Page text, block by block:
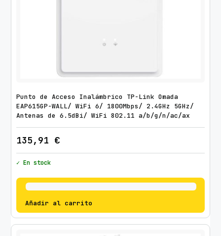
Punto de Acceso Inalámbrico TP-Link Omada
EAP615GP-WALL/ WiFi 6/ 1800Mbps/ 2.4GHz 5GHz/
Antenas de 6.5dBi/ WiFi 802.11 a/b/g/n/ac/ax
135,91 €
✓ En stock
Añadir al carrito